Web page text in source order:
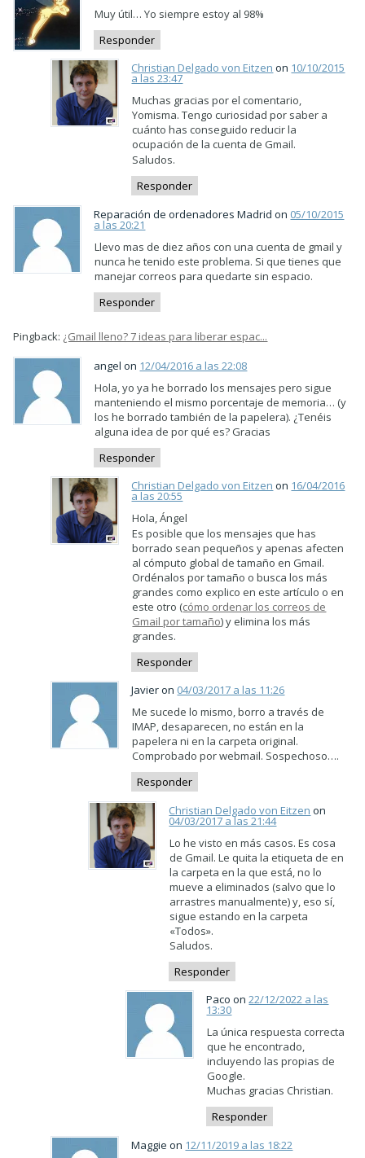
Muy útil… Yo siempre estoy al 98%
Responder
Christian Delgado von Eitzen on 10/10/2015
a las 23:47
Muchas gracias por el comentario,
Yomisma. Tengo curiosidad por saber a
cuánto has conseguido reducir la
ocupación de la cuenta de Gmail.
Saludos.
Responder
Reparación de ordenadores Madrid on 05/10/2015
a las 20:21
Llevo mas de diez años con una cuenta de gmail y
nunca he tenido este problema. Si que tienes que
manejar correos para quedarte sin espacio.
Responder
Pingback: ¿Gmail lleno? 7 ideas para liberar espac...
angel on 12/04/2016 a las 22:08
Hola, yo ya he borrado los mensajes pero sigue
manteniendo el mismo porcentaje de memoria… (y
los he borrado también de la papelera). ¿Tenéis
alguna idea de por qué es? Gracias
Responder
Christian Delgado von Eitzen on 16/04/2016
a las 20:55
Hola, Ángel
Es posible que los mensajes que has
borrado sean pequeños y apenas afecten
al cómputo global de tamaño en Gmail.
Ordénalos por tamaño o busca los más
grandes como explico en este artículo o en
este otro (cómo ordenar los correos de
Gmail por tamaño) y elimina los más
grandes.
Responder
Javier on 04/03/2017 a las 11:26
Me sucede lo mismo, borro a través de
IMAP, desaparecen, no están en la
papelera ni en la carpeta original.
Comprobado por webmail. Sospechoso….
Responder
Christian Delgado von Eitzen on
04/03/2017 a las 21:44
Lo he visto en más casos. Es cosa
de Gmail. Le quita la etiqueta de en
la carpeta en la que está, no lo
mueve a eliminados (salvo que lo
arrastres manualmente) y, eso sí,
sigue estando en la carpeta
«Todos».
Saludos.
Responder
Paco on22/12/2022 a las
13:30
La única respuesta correcta
que he encontrado,
incluyendo las propias de
Google.
Muchas gracias Christian.
Responder
Maggie on 12/11/2019 a las 18:22